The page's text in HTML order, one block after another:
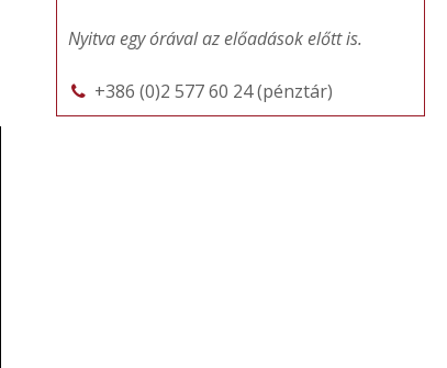
Nyitva egy órával az előadások előtt is.
+386 (0)2 577 60 24 (pénztár)